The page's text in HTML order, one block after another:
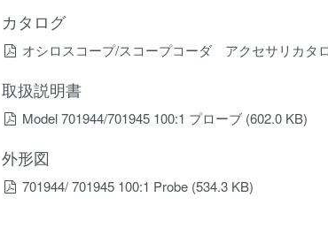
カタログ
オシロスコープ/スコープコーダ アクセサリカタ
取扱説明書
Model 701944/701945 100:1 プローブ (602.0 KB)
外形図
701944/ 701945 100:1 Probe (534.3 KB)